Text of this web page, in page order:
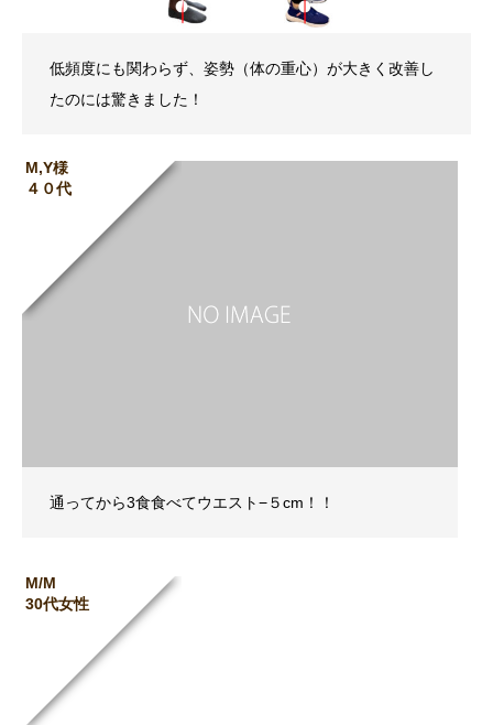
低頻度にも関わらず、姿勢（体の重心）が大きく改善し
たのには驚きました！
M,Y様
４０代
通ってから3食食べてウエスト−５cm！！
M/M
30代女性